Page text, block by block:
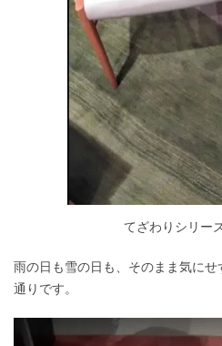
てざわりシリー
雨の日も雪の日も、そのまま気に
通りです。